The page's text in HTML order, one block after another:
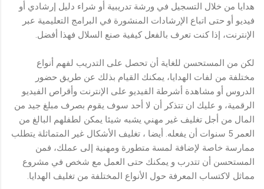
هدايا من خلال التسجيل في ورشة تدريبية أو شراء دليل إرشادي أو
فيديو أو حتى اتباع الإرشادات المنشورة في البرامج التعليمية عبر
الإنترنت، إذا كنت تعرف بالفعل كيفية صنع السلال فهذا أفضل.
لكن من المستحسن للغاية أن تحصل على التدريب لفهم أنواع
مختلفة من لفات الهدايا، يمكنك القيام بذلك عن طريق حضور
الدروس أو مشاهدة أشرطة الفيديو على الإنترنت وأقراص الفيديو
الرقمية، و عليك ان تتذكر أن لا أحد سوف يقوم بصرف مبلغ جيد من
المال من أجل تغليف غير مهني يشبه شيئا يمكن لطفلهم البالغ من
العمر 5 سنوات أن يفعله. أيضا ، تغليف الأشكال غير المتماثلة يتطلب
ممارسة خاصة لإضافة لمسة متطورة ومهنية إلى عملك، فمن
المستحسن أن تتدرب و يمكنك حتى العمل مع شخص في مشروع
مماثل لاكتساب المعرفة حول الأنواع المختلفة من تغليف الهدايا.